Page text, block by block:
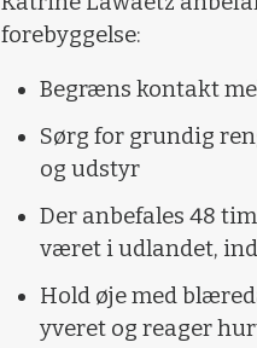
forebyggelse:
Begræns kontakt
Sørg for grundig
og udstyr
Der anbefales 48
været i udlandet,
Hold øje med
yveret og reager